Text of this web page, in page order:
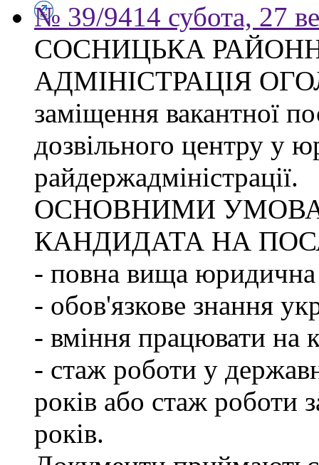
№ 39/9414 субота, 27
СОСНИЦЬКА
АДМІНІСТРАЦІЯ
заміщення вакантної
дозвільного центру у
райдержадміністрації.
ОСНОВНИМИ
КАНДИДАТА НА
- повна вища юридична
- обов'язкове знання
- вміння працювати на
- стаж роботи у
років або стаж роботи
років.